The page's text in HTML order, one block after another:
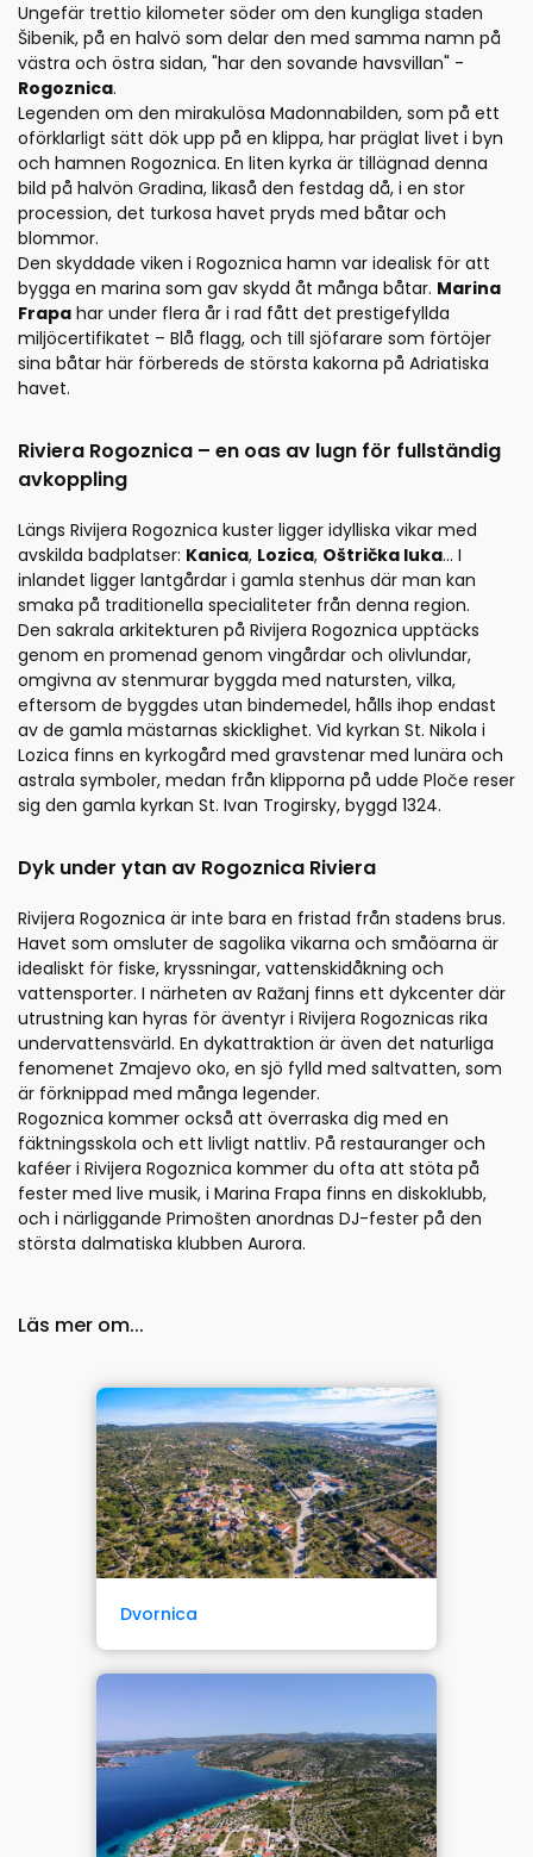
Ungefär trettio kilometer söder om den kungliga staden
Šibenik, på en halvö som delar den med samma namn på
västra och östra sidan, "har den sovande havsvillan" -
Rogoznica.
Legenden om den mirakulösa Madonnabilden, som på ett
oförklarligt sätt dök upp på en klippa, har präglat livet i byn
och hamnen Rogoznica. En liten kyrka är tillägnad denna
bild på halvön Gradina, likaså den festdag då, i en stor
procession, det turkosa havet pryds med båtar och
blommor.
Den skyddade viken i Rogoznica hamn var idealisk för att
bygga en marina som gav skydd åt många båtar. Marina
Frapa har under flera år i rad fått det prestigefyllda
miljöcertifikatet – Blå flagg, och till sjöfarare som förtöjer
sina båtar här förbereds de största kakorna på Adriatiska
havet.
Riviera Rogoznica – en oas av lugn för fullständig
avkoppling
Längs Rivijera Rogoznica kuster ligger idylliska vikar med
avskilda badplatser: Kanica, Lozica, Oštrička luka... I
inlandet ligger lantgårdar i gamla stenhus där man kan
smaka på traditionella specialiteter från denna region.
Den sakrala arkitekturen på Rivijera Rogoznica upptäcks
genom en promenad genom vingårdar och olivlundar,
omgivna av stenmurar byggda med natursten, vilka,
eftersom de byggdes utan bindemedel, hålls ihop endast
av de gamla mästarnas skicklighet. Vid kyrkan St. Nikola i
Lozica finns en kyrkogård med gravstenar med lunära och
astrala symboler, medan från klipporna på udde Ploče reser
sig den gamla kyrkan St. Ivan Trogirsky, byggd 1324.
Dyk under ytan av Rogoznica Riviera
Rivijera Rogoznica är inte bara en fristad från stadens brus.
Havet som omsluter de sagolika vikarna och småöarna är
idealiskt för fiske, kryssningar, vattenskidåkning och
vattensporter. I närheten av Ražanj finns ett dykcenter där
utrustning kan hyras för äventyr i Rivijera Rogoznicas rika
undervattensvärld. En dykattraktion är även det naturliga
fenomenet Zmajevo oko, en sjö fylld med saltvatten, som
är förknippad med många legender.
Rogoznica kommer också att överraska dig med en
fäktningsskola och ett livligt nattliv. På restauranger och
kaféer i Rivijera Rogoznica kommer du ofta att stöta på
fester med live musik, i Marina Frapa finns en diskoklubb,
och i närliggande Primošten anordnas DJ-fester på den
största dalmatiska klubben Aurora.
Läs mer om...
Dvornica